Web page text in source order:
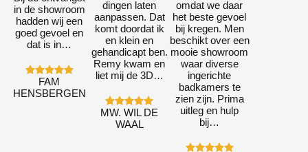
in de showroom
hadden wij een
goed gevoel en
dat is in…
FAM
HENSBERGEN
dingen laten
aanpassen. Dat
komt doordat ik
en klein en
gehandicapt ben.
Remy kwam en
liet mij de 3D…
MW. WIL DE
WAAL
omdat we daar
het beste gevoel
bij kregen. Men
beschikt over een
mooie showroom
waar diverse
ingerichte
badkamers te
zien zijn. Prima
uitleg en hulp
bij…